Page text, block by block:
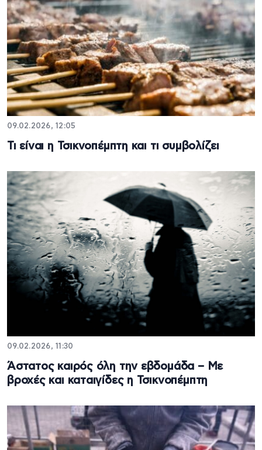
09.02.2026, 12:05
Τι είναι η Τσικνοπέμπτη και τι συμβολίζει
09.02.2026, 11:30
Άστατος καιρός όλη την εβδομάδα – Με
βροχές και καταιγίδες η Τσικνοπέμπτη